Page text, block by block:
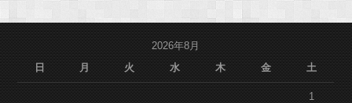
2026年8月
日
月 火 水 木 金 土
1